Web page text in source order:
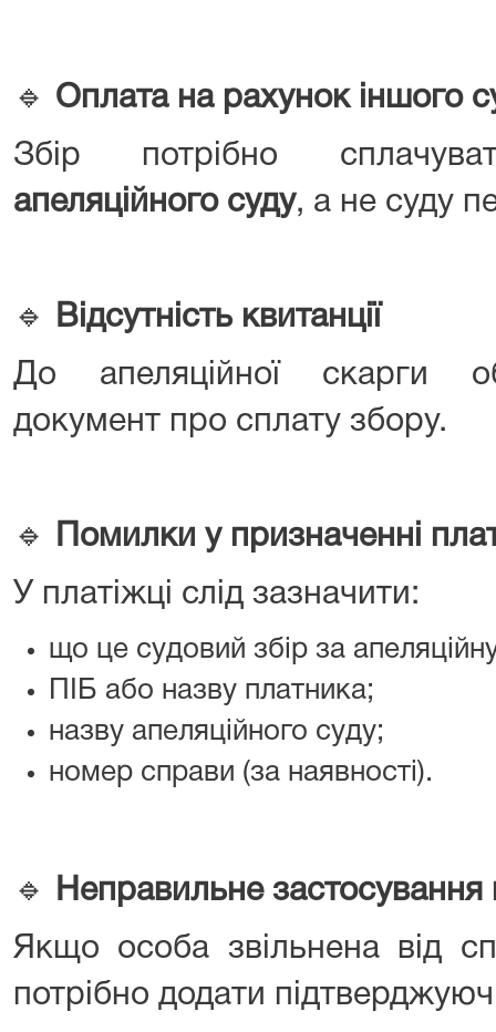
🔹 Оплата на рахунок іншого
Збір потрібно
апеляційного суду, а не суду
🔹
Відсутність квитанції
До апеляційної скарги
документ про сплату збору.
🔹
Помилки у призначенні
У платіжці слід зазначити:
що це судовий збір за
ПІБ або назву платника;
назву апеляційного суду;
номер справи (за наявності).
🔹
Неправильне застосування
Якщо особа звільнена від
потрібно додати